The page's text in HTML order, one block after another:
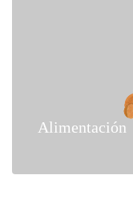
Alimentación